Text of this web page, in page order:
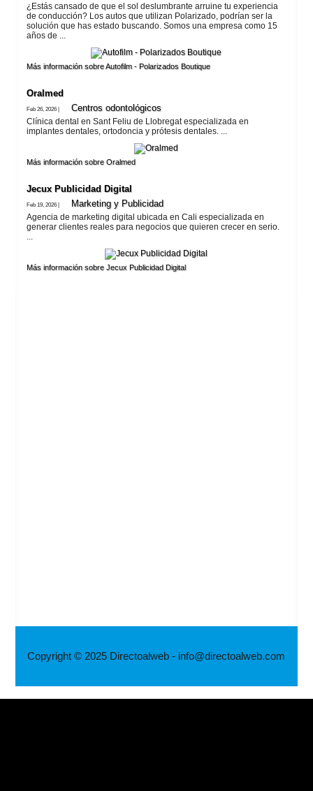
¿Estás cansado de que el sol deslumbrante arruine tu experiencia
de conducción? Los autos que utilizan Polarizado, podrían ser la
solución que has estado buscando. Somos una empresa como 15
años de ...
Más información sobre Autofilm - Polarizados Boutique
Oralmed
Feb 26, 2026 | Centros odontológicos
Clínica dental en Sant Feliu de Llobregat especializada en
implantes dentales, ortodoncia y prótesis dentales. ...
Más información sobre Oralmed
Jecux Publicidad Digital
Feb 19, 2026 | Marketing y Publicidad
Agencia de marketing digital ubicada en Cali especializada en
generar clientes reales para negocios que quieren crecer en serio.
Más información sobre Jecux Publicidad Digital
Copyright © 2025 Directoalweb - info@directoalweb.com